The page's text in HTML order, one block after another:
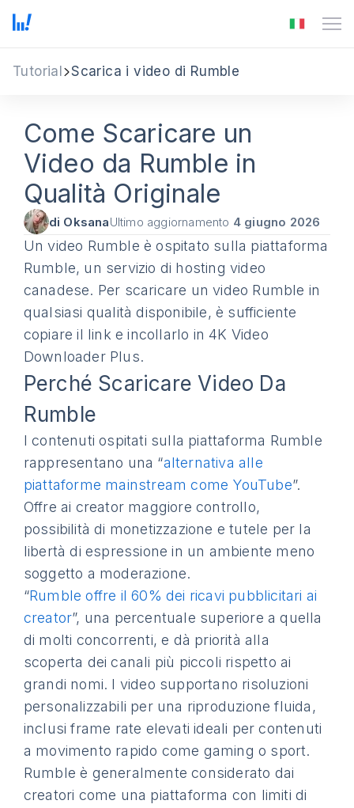
Tutorial Scarica i video di Rumble
Come Scaricare un
Video da Rumble in
Qualità Originale
di OksanaUltimo aggiornamento 4 giugno 2026
Un video Rumble è ospitato sulla piattaforma
Rumble, un servizio di hosting video
canadese. Per scaricare un video Rumble in
qualsiasi qualità disponibile, è sufficiente
copiare il link e incollarlo in 4K Video
Downloader Plus.
Perché Scaricare Video Da
Rumble
I contenuti ospitati sulla piattaforma Rumble
rappresentano una “alternativa alle
piattaforme mainstream come YouTube”.
Offre ai creator maggiore controllo,
possibilità di monetizzazione e tutele per la
libertà di espressione in un ambiente meno
soggetto a moderazione.
“Rumble offre il 60% dei ricavi pubblicitari ai
creator”, una percentuale superiore a quella
di molti concorrenti, e dà priorità alla
scoperta dei canali più piccoli rispetto ai
grandi nomi. I video supportano risoluzioni
personalizzabili per una riproduzione fluida,
inclusi frame rate elevati ideali per contenuti
a movimento rapido come gaming o sport.
Rumble è generalmente considerato dai
creatori come una piattaforma con limiti di